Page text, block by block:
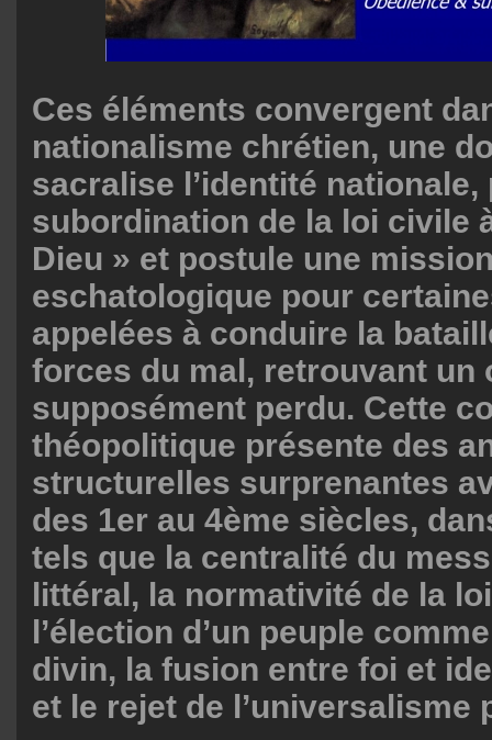
Ces éléments convergent
nationalisme chrétien, une
sacralise l’identité nationale,
subordination de la loi civile
Dieu » et postule une
eschatologique pour
appelées à conduire la
forces du mal, retrouvant un
supposément perdu. Cette
théopolitique présente des
structurelles surprenantes
des 1er au 4ème siècles,
tels que la centralité du
littéral, la normativité de la
l’élection d’un peuple
divin, la fusion entre foi et
et le rejet de l’universalisme